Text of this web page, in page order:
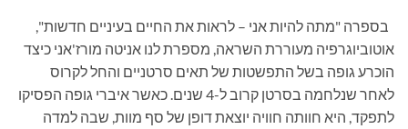
בספרה "מתה להיות אני – לראות את החיים בעיניים חדשות",
אוטוביוגרפיה מעוררת השראה, מספרת לנו אניטה מורז'אני כיצד
הוכרע גופה בשל התפשטות של תאים סרטניים והחל לקרוס
לאחר שנלחמה בסרטן קרוב ל-4 שנים. כאשר איברי גופה הפסיקו
לתפקד, היא חוותה חוויה יוצאת דופן של סף מוות, שבה למדה